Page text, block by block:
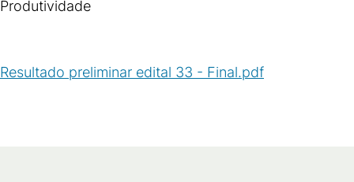
Produtividade
Resultado preliminar edital 33 - Final.pdf